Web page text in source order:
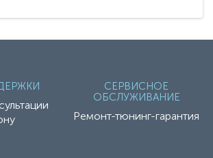
СЕРВИСНОЕ
ОБСЛУЖИВАНИЕ
Ремонт-тюнинг-гарантия